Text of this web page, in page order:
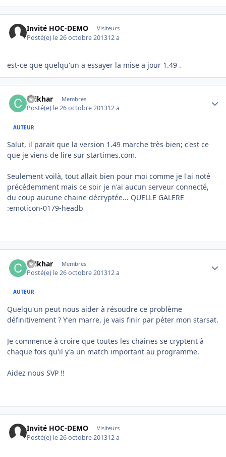
Invité HOC-DEMO Visiteurs
Posté(e) le 26 octobre 201312 a
est-ce que quelqu'un a essayer la mise a jour 1.49 .
chikhar Membres
Posté(e) le 26 octobre 201312 a
AUTEUR
Salut, il parait que la version 1.49 marche très bien; c'est ce
que je viens de lire sur startimes.com.
Seulement voilà, tout allait bien pour moi comme je l'ai noté
précédemment mais ce soir je n'ai aucun serveur connecté,
du coup aucune chaine décryptée... QUELLE GALERE
:emoticon-0179-headb
chikhar Membres
Posté(e) le 26 octobre 201312 a
AUTEUR
Quelqu'un peut nous aider à résoudre ce problème
définitivement ? Y'en marre, je vais finir par péter mon starsat.
Je commence à croire que toutes les chaines se cryptent à
chaque fois qu'il y'a un match important au programme.
Aidez nous SVP !!
Invité HOC-DEMO Visiteurs
Posté(e) le 26 octobre 201312 a